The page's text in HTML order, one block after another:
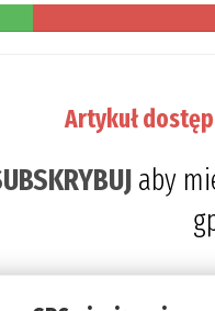
Artykuł
aby